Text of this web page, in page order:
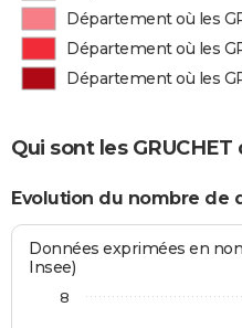
Département où les
Département où les
Département où les
Qui sont les
Evolution du nombre de
Données exprimées en
Insee)
8